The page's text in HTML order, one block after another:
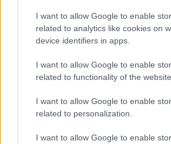
I want to allow Google to enable
related to analytics like cookies on
device identifiers in apps.
I want to allow Google to enable
related to functionality of the
I want to allow Google to enable
related to personalization.
I want to allow Google to enable
Anni Vuokko
SENIOR PRODUCT